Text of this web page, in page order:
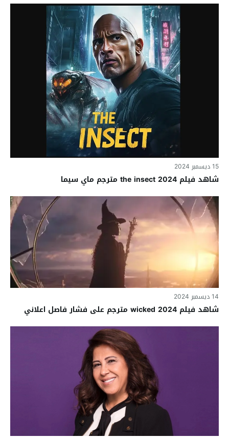
15 ديسمبر 2024
شاهد فيلم the insect 2024 مترجم ماي سيما
14 ديسمبر 2024
شاهد فيلم wicked 2024 مترجم على فشار فاصل اعلاني